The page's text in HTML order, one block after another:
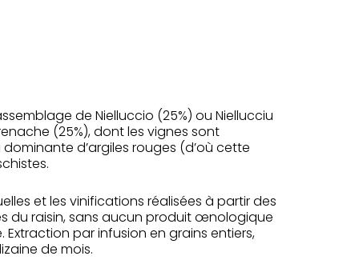
de Nielluccio (25%) ou Niellucciu
(25%), dont les vignes sont
d’argiles rouges (d’où cette
et les vinifications réalisées à partir des
du raisin, sans aucun produit œnologique
Extraction par infusion en grains entiers,
de mois.